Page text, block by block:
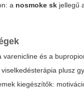
a nosmoke sk jellegű
és a
plusz
kiegészítők: